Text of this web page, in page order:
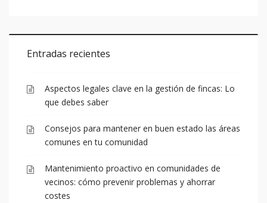
Entradas recientes
Aspectos legales clave en la gestión de fincas: Lo
que debes saber
Consejos para mantener en buen estado las áreas
comunes en tu comunidad
Mantenimiento proactivo en comunidades de
vecinos: cómo prevenir problemas y ahorrar
costes